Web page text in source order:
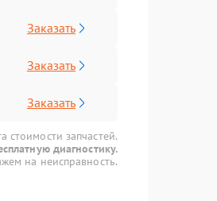
Заказать
Заказать
Заказать
стоимости запчастей.
диагностику.
на неисправность.